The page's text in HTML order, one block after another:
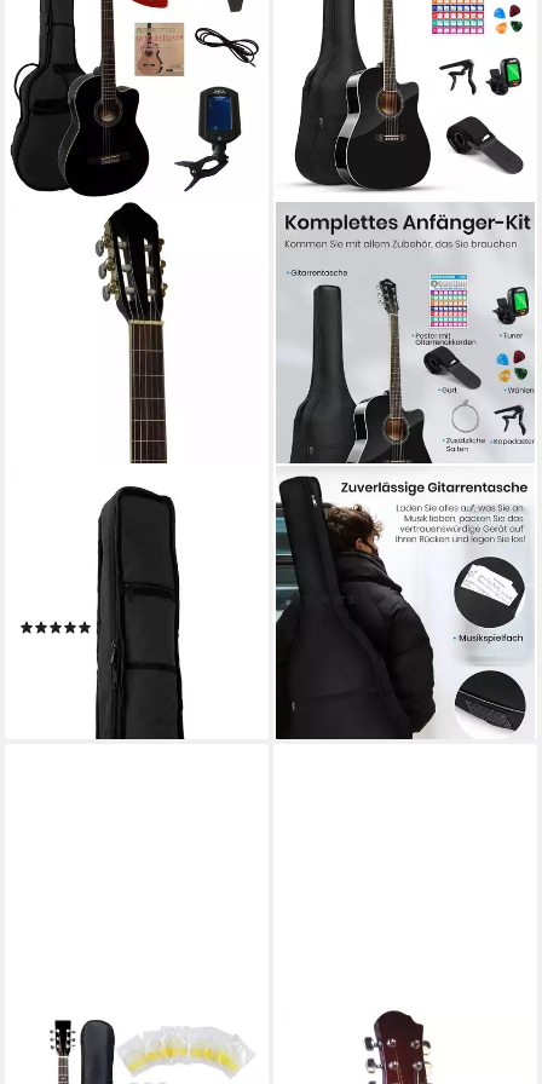
Akustikgitarre Konzertgitarre
mit EQ und Cutaway, Gitarre
im Set mit Tasche, Band,
Pleks, Stimmmgerät und
Kabel
(9)
lieferbar - in 2-3 Werktagen bei dir
MOUKEY
Akustikgitarre Akustische
Gitarre Cutaway 41 Zoll MBG-
01, Für Anfänger,Vollgröße
(2)
159,99 €
lieferbar - in 5-6 Werktagen bei dir